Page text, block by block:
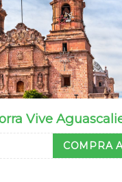
Vive
COMPRA